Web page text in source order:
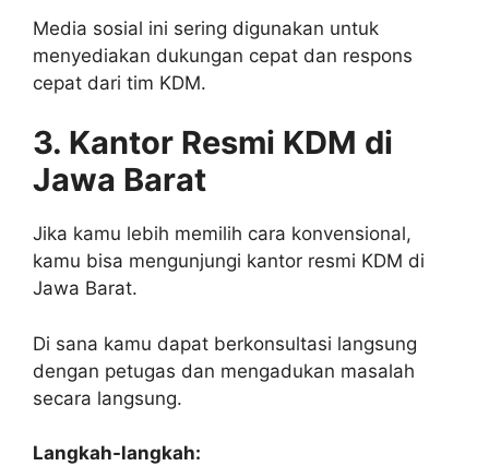
Media sosial ini sering digunakan untuk
menyediakan dukungan cepat dan respons
cepat dari tim KDM.
3. Kantor Resmi KDM di
Jawa Barat
Jika kamu lebih memilih cara konvensional,
kamu bisa mengunjungi kantor resmi KDM di
Jawa Barat.
Di sana kamu dapat berkonsultasi langsung
dengan petugas dan mengadukan masalah
secara langsung.
Langkah-langkah: